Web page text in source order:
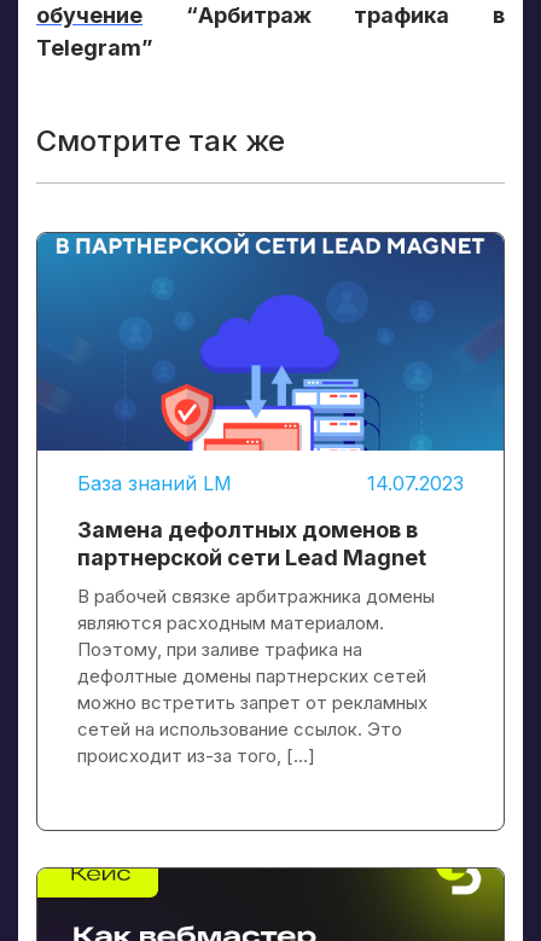
обучение “Арбитраж трафика в
Telegram”
Смотрите так же
База знаний LM 14.07.2023
Замена дефолтных доменов в
партнерской сети Lead Magnet
В рабочей связке арбитражника домены
являются расходным материалом.
Поэтому, при заливе трафика на
дефолтные домены партнерских сетей
можно встретить запрет от рекламных
сетей на использование ссылок. Это
происходит из-за того, […]